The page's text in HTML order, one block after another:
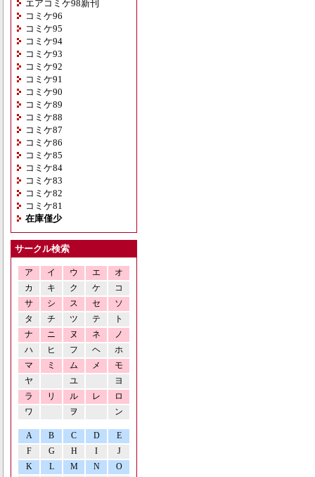
エアコミケ98新刊
コミケ96
コミケ95
コミケ94
コミケ93
コミケ92
コミケ91
コミケ90
コミケ89
コミケ88
コミケ87
コミケ86
コミケ85
コミケ84
コミケ83
コミケ82
コミケ81
在庫僅少
サークル検索
ア イ ウ エ
オ
カ
キ ク ケ
コ
サ
シ ス セ
ソ
タ
チ ツ テ
ト
ナ
ニ ヌ ネ
ノ
ハ
ヒ フ ヘ
ホ
マ
ミ ム メ
モ
ヤ
ユ
ヨ
ラ
リ ル レ
ロ
ワ
ヲ ン
A B C D
E
F
G H I
J
K
L M N O